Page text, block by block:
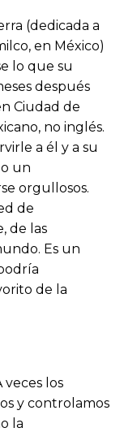
(dedicada a
en México)
lo que su
después
Ciudad de
no inglés.
a él y a su
un
orgullosos.
de
de las
Es un
de la
veces los
y controlamos
la